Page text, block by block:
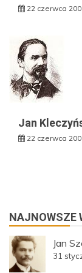
22 czerwca
Jan
22 czerwca
NAJNOWSZE
Jan
31